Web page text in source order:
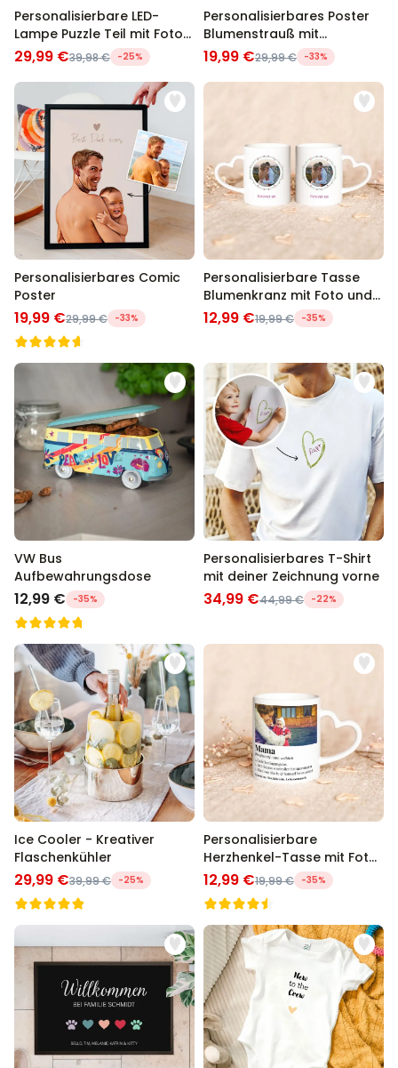
Personalisierbare LED-
Lampe Puzzle Teil mit Foto
und Text
29,99 €39,98 € -25%
Personalisierbares Poster
Blumenstrauß mit
Handabdruck
19,99 €29,99 € -33%
Personalisierbares Comic
Poster
19,99 €29,99 € -33%
Personalisierbare Tasse
Blumenkranz mit Foto und
Text
12,99 €19,99 € -35%
VW Bus
Aufbewahrungsdose
12,99 € -35%
Personalisierbares T-Shirt
mit deiner Zeichnung vorne
34,99 €44,99 € -22%
Ice Cooler - Kreativer
Flaschenkühler
29,99 €39,99 € -25%
Personalisierbare
Herzhenkel-Tasse mit Foto
und Definition
12,99 €19,99 € -35%